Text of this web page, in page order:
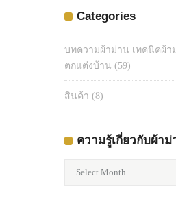
Categories
บทความผ้าม่าน เทคนิคผ้า
ตกแต่งบ้าน (59)
สินค้า (8)
ความรู้เกี่ยวกับผ้าม่
ความ